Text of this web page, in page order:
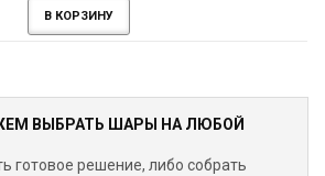
В КОРЗИНУ
ВЫБРАТЬ ШАРЫ НА ЛЮБОЙ
готовое решение, либо собрать